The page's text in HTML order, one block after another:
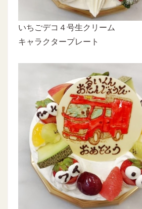
いちごデコ４号生クリーム
キャラクタープレート